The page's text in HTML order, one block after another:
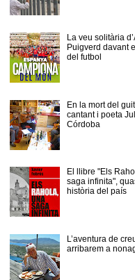
La veu solitària
Puigverd davant
del futbol
En la mort del
cantant i poeta
Córdoba
El llibre "Els
saga infinita",
història del país
L’aventura de
arribarem a